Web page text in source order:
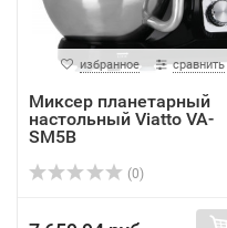
избранное сравнить
Миксер планетарный
настольный Viatto VA-
SM5B
(0)